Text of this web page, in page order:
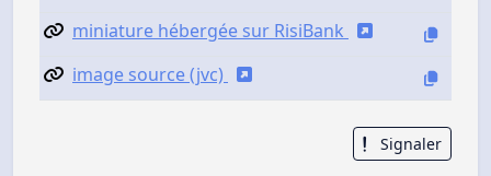
miniature hébergée sur RisiBank
image source (jvc)
Signaler